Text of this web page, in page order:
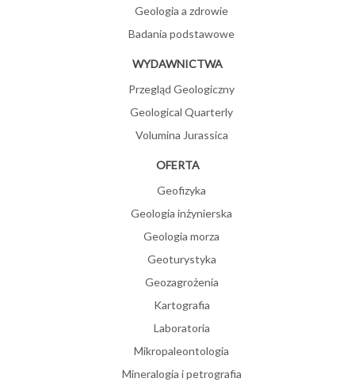
Geologia a zdrowie
Badania podstawowe
WYDAWNICTWA
Przegląd Geologiczny
Geological Quarterly
Volumina Jurassica
OFERTA
Geofizyka
Geologia inżynierska
Geologia morza
Geoturystyka
Geozagrożenia
Kartografia
Laboratoria
Mikropaleontologia
Mineralogia i petrografia